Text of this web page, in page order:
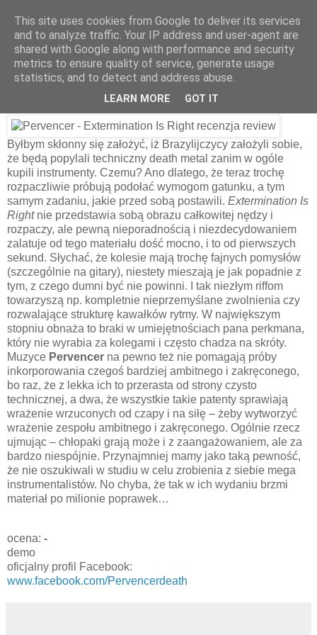
11 października 2012
Pervencer – Extermination Is Right
[2011]
Byłbym skłonny się założyć, iż Brazylijczycy założyli sobie,
że będą popylali techniczny death metal zanim w ogóle
kupili instrumenty. Czemu? Ano dlatego, że teraz trochę
rozpaczliwie próbują podołać wymogom gatunku, a tym
samym zadaniu, jakie przed sobą postawili. Extermination Is
Rightnie przedstawia sobą obrazu całkowitej nędzy i
rozpaczy, ale pewną nieporadnością i niezdecydowaniem
zalatuje od tego materiału dość mocno, i to od pierwszych
sekund. Słychać, że kolesie mają trochę fajnych pomysłów
(szczególnie na gitary), niestety mieszają je jak popadnie z
tym, z czego dumni być nie powinni. I tak niezłym riffom
towarzyszą np. kompletnie nieprzemyślane zwolnienia czy
rozwalające strukturę kawałków rytmy. W największym
stopniu obnaża to braki w umiejętnościach pana perkmana,
który nie wyrabia za kolegami i często chadza na skróty.
Muzyce Pervencer na pewno też nie pomagają próby
inkorporowania czegoś bardziej ambitnego i zakręconego,
bo raz, że z lekka ich to przerasta od strony czysto
technicznej, a dwa, że wszystkie takie patenty sprawiają
wrażenie wrzuconych od czapy i na siłę – żeby wytworzyć
wrażenie zespołu ambitnego i zakręconego. Ogólnie rzecz
ujmując – chłopaki grają może i z zaangażowaniem, ale za
bardzo niespójnie. Przynajmniej mamy jako taką pewność,
że nie oszukiwali w studiu w celu zrobienia z siebie mega
instrumentalistów. No chyba, że tak w ich wydaniu brzmi
materiał po milionie poprawek…
ocena: -
demo
oficjalny profil Facebook:
www.facebook.com/Pervencerdeath
This site uses cookies from Google to deliver its services
and to analyze traffic. Your IP address and user-agent are
shared with Google along with performance and security
metrics to ensure quality of service, generate usage
statistics, and to detect and address abuse.
LEARN MORE GOT IT